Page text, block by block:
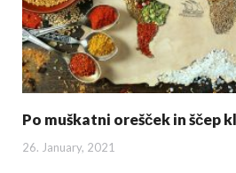
Po muškatni orešček in ščep
26. January, 2021